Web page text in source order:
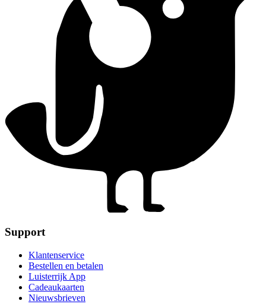
Support
Klantenservice
Bestellen en betalen
Luisterrijk App
Cadeaukaarten
Nieuwsbrieven